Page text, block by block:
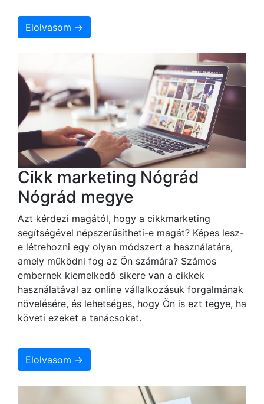
Elolvasom →
Cikk marketing Nógrád
Nógrád megye
Azt kérdezi magától, hogy a cikkmarketing
segítségével népszerűsítheti-e magát? Képes lesz-
e létrehozni egy olyan módszert a használatára,
amely működni fog az Ön számára? Számos
embernek kiemelkedő sikere van a cikkek
használatával az online vállalkozásuk forgalmának
növelésére, és lehetséges, hogy Ön is ezt tegye, ha
követi ezeket a tanácsokat.
Elolvasom →